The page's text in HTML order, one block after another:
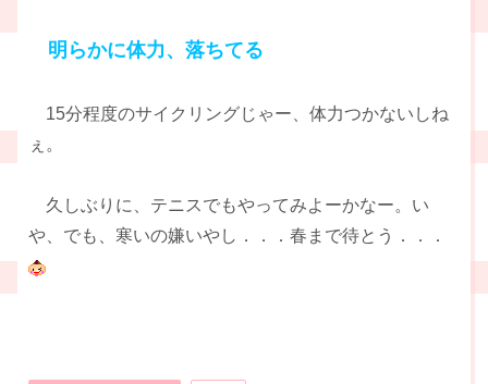
明らかに体力、落ちてる
15分程度のサイクリングじゃー、体力つかないしね
ぇ。
久しぶりに、テニスでもやってみよーかなー。い
や、でも、寒いの嫌いやし．．．春まで待とう．．．